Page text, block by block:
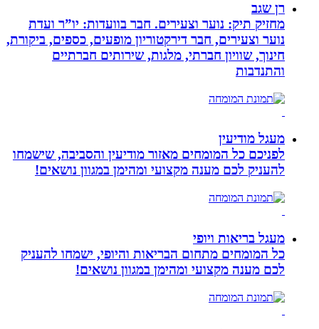
רן שגב
מחזיק תיק: נוער וצעירים. חבר בוועדות: יו”ר ועדת
נוער וצעירים, חבר דירקטוריון מופעים, כספים, ביקורת,
חינוך, שוויון חברתי, מלגות, שירותים חברתיים
והתנדבות
מעגל מודיעין
לפניכם כל המומחים מאזור מודיעין והסביבה, שישמחו
להעניק לכם מענה מקצועי ומהימן במגוון נושאים!
מעגל בריאות ויופי
כל המומחים מתחום הבריאות והיופי, ישמחו להעניק
לכם מענה מקצועי ומהימן במגוון נושאים!